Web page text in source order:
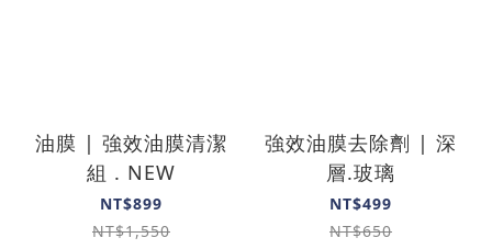
油膜 | 強效油膜清潔
組 . NEW
NT$899
NT$1,550
強效油膜去除劑 | 深
層.玻璃
NT$499
NT$650